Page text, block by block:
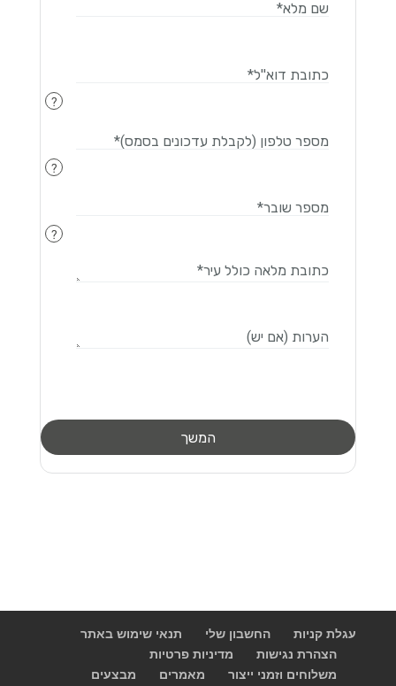
עגלת קניות החשבון שלי
תנאי שימוש באתר
הצהרת נגישות
מדיניות פרטיות
משלוחים וזמני ייצור
מאמרים מבצעים